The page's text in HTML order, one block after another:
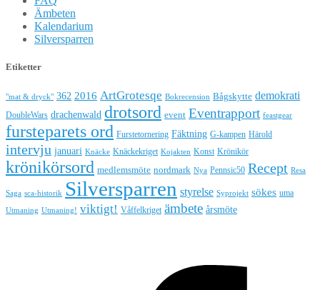
Ämbeten
Kalendarium
Silversparren
Etiketter
"mat & dryck" 362 2016 ArtGrotesqe Bokrecension Bågskytte demokrati
DoubleWars drachenwald drotsord event Eventrapport feastgear
fursteparets ord Furstetornering Fäktning G-kampen Härold
intervju januari Knäcke Knäckekriget Kojakten Konst Krönikör
krönikörsord medlemsmöte nordmark Nya Pennsic50 Recept Resa
Saga sca-historik Silversparren styrelse Syprojekt sökes uma
Utmaning Utmaning! viktigt! Våffelkriget ämbete årsmöte